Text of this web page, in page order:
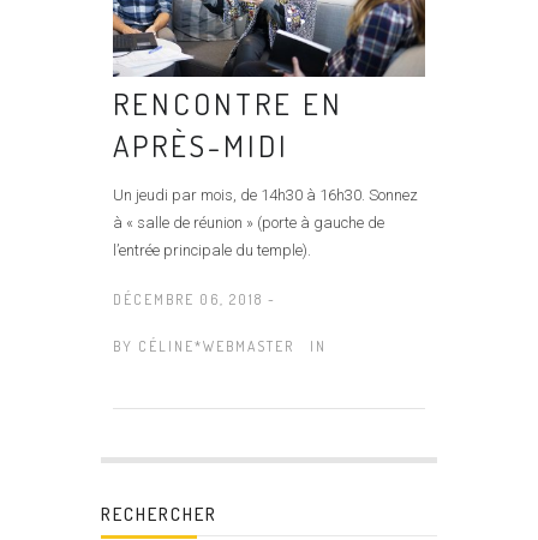
RENCONTRE EN
APRÈS-MIDI
Un jeudi par mois, de 14h30 à 16h30. Sonnez
à « salle de réunion » (porte à gauche de
l’entrée principale du temple).
DÉCEMBRE 06, 2018 -
BY CÉLINE*WEBMASTER IN
RECHERCHER